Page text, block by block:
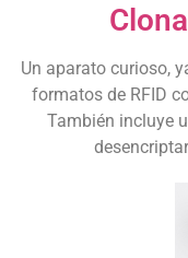
Un aparato curioso,
formatos de RFID
También incluye